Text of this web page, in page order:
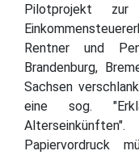
Pilotprojekt zur
Rentner und
Brandenburg,
Sachsen
eine sog.
Papiervordruck